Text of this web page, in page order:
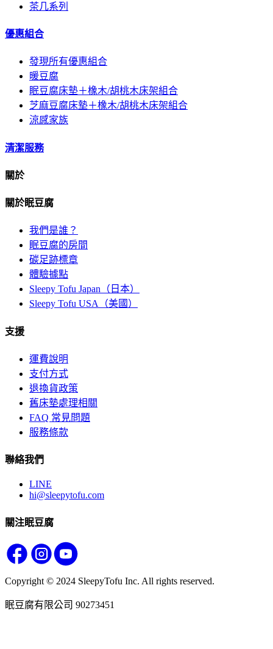
茶几系列
優惠組合
發現所有優惠組合
暖豆腐
眠豆腐床墊＋橡木/胡桃木床架組合
芝麻豆腐床墊＋橡木/胡桃木床架組合
涼感家族
清潔服務
關於
關於眠豆腐
我們是誰？
眠豆腐的房間
碳足跡標章
體驗據點
Sleepy Tofu Japan（日本）
Sleepy Tofu USA（美國）
支援
運費說明
支付方式
退換貨政策
舊床墊處理相關
FAQ 常見問題
服務條款
聯絡我們
LINE
hi@sleepytofu.com
關注眠豆腐
Copyright © 2024 SleepyTofu Inc. All rights reserved.
眠豆腐有限公司 90273451